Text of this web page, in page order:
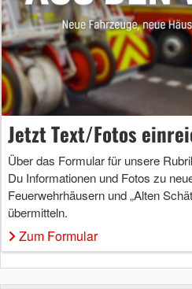
Jetzt Text/Fotos
Über das Formular für unsere
Du Informationen und Fotos zu
Feuerwehrhäusern und „Alten
übermitteln.
Zum Formular